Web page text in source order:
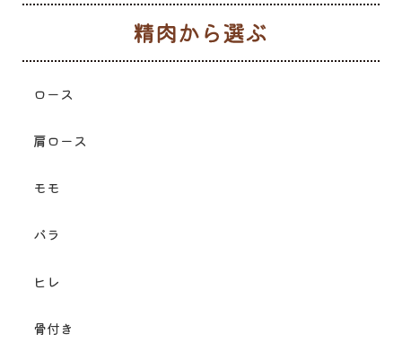
ロース
肩ロース
モモ
バラ
ヒレ
骨付き